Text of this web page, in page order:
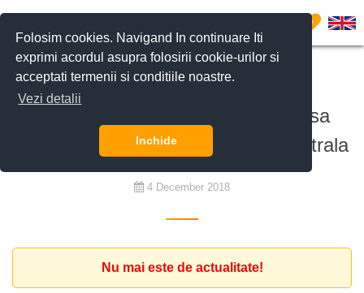
Folosim cookies. Navigand In continuare Iti
exprimi acordul asupra folosirii cookie-urilor si
acceptati termenii si conditiile noastre.
Vezi detalii
Inchide
0
De cumpărat
Companie din Romania doreste sa
achizitioneze casa/vila in zona centrala
4 December 2018
Nu mai este de actualitate!